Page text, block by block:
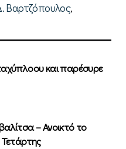
Βαρτζόπουλος,
και παρέσυρε
– Ανοικτό το